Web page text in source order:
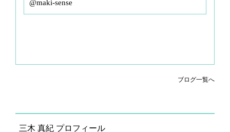
@maki-sense
ブログ一覧へ
三木 真紀 プロフィール